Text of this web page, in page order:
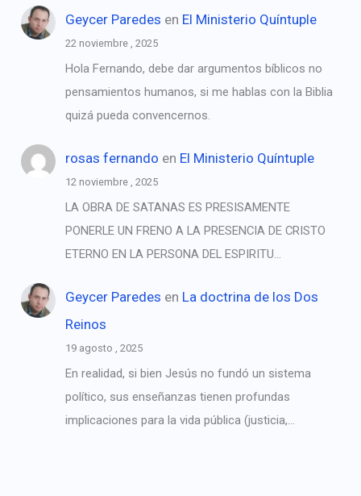
Geycer Paredes en El Ministerio Quíntuple
22 noviembre , 2025
Hola Fernando, debe dar argumentos bíblicos no
pensamientos humanos, si me hablas con la Biblia
quizá pueda convencernos.
rosas fernando en El Ministerio Quíntuple
12 noviembre , 2025
LA OBRA DE SATANAS ES PRESISAMENTE
PONERLE UN FRENO A LA PRESENCIA DE CRISTO
ETERNO EN LA PERSONA DEL ESPIRITU…
Geycer Paredes en La doctrina de los Dos
Reinos
19 agosto , 2025
En realidad, si bien Jesús no fundó un sistema
político, sus enseñanzas tienen profundas
implicaciones para la vida pública (justicia,…